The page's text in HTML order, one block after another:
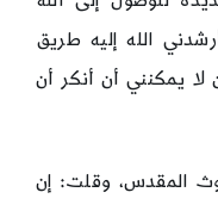
الله إليه طريق
يمكنني أن أنكر أن
المقدس، وقلت: إن